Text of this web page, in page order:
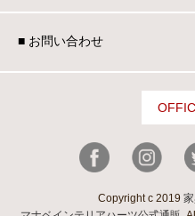
■ お問い合わせ
Copyright c 2019